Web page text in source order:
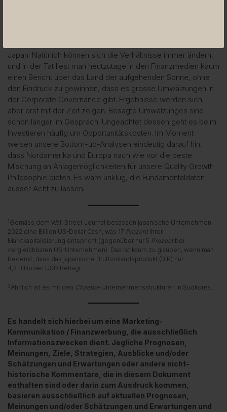
Japan. Natürlich können sich die Verhältnisse immer ändern,
und in der Tat liest man heutzutage in den Finanzmedien kaum
einen Bericht über das Land der aufgehenden Sonne, ohne
den Eindruck zu gewinnen, dass es grosse Umwälzungen in
der Corporate Governance gibt. Ergebnisse werden sich
aber erst mit der Zeit zeigen. Besagte Umwälzungen sind
schon länger im Gespräch. Ungeachtet dessen geht es beim
Investieren häufig um Opportunitätskosten. Im Moment
weisen unsere Bottom-up-Analysen eindeutig darauf hin,
dass Nordamerika und Europa nach wie vor die beste
Mischung an Anlagemöglichkeiten für unsere Quality Growth
Philosophie bieten. Es wäre unklug, die Fundamentaldaten
ausser Acht zu lassen.
1Gemäss dem Wall Street Journal besassen japanische Unternehmen
2022 eine Billion US-Dollar Cash, was 17 Prozent ihrer
Marktkapitalisierung entspricht (gegenüber nur 5 Prozent bei
vergleichbaren US-Unternehmen). Das ist kaum zu glauben, wenn man
bedenkt, dass das japanische Bruttoinlandsprodukt (BIP) nur
4,3 Billionen USD beträgt.
2Ähnlich ist es mit den Chaebol-Unternehmensstrukturen in Südkorea.
Es handelt sich hierbei um eine Marketing-
Kommunikation / Finanzwerbung, die ausschließlich
Informationszwecken dient. Jegliche Prognosen,
Meinungen, Ziele, Strategien, Ausblicke und/oder
Schätzungen und Erwartungen oder andere nicht-
historische Kommentare, die in diesem Dokument
enthalten sind oder darin zum Ausdruck kommen,
basieren ausschließlich auf aktuellen Prognosen,
Meinungen und/oder Schätzungen und Erwartungen und